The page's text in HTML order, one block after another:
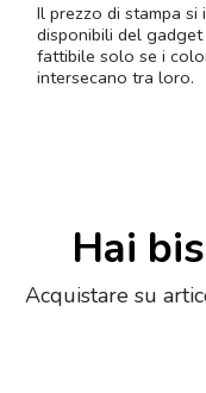
Il prezzo di stampa
disponibili del
fattibile solo se i
intersecano tra loro.
Hai
Acquistare su